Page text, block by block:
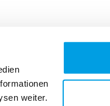
weiter.